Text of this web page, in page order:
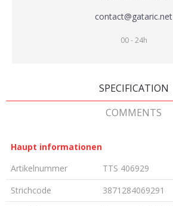
contact@gataric.net
00 - 24h
SPECIFICATION
COMMENTS
Haupt informationen
Artikelnummer
TTS 406929
Strichcode
3871284069291